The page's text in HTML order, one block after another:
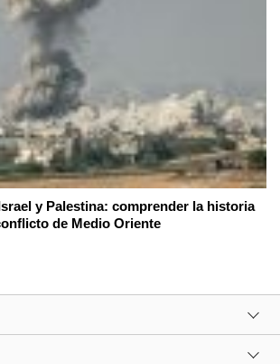
y Palestina: comprender la historia
de Medio Oriente